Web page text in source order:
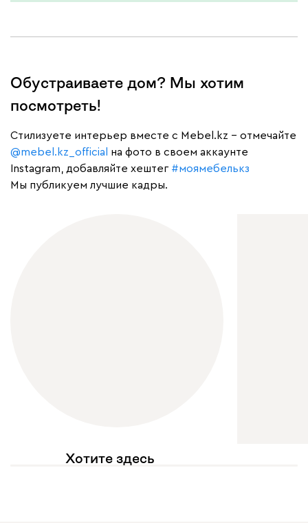
Обустраиваете дом? Мы хотим
посмотреть!
Cтилизуете интерьер вместе с Mebel.kz – отмечайте
@mebel.kz_official
на фото в своем аккаунте
Instagram, добавляйте хештег #моямебелькз
Мы публикуем лучшие кадры.
Хотите здесь